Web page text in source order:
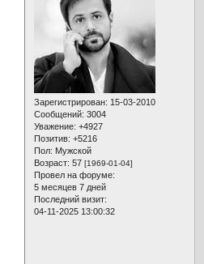
Зарегистрирован: 15-03-2010
Сообщений: 3004
Уважение: +4927
Позитив: +5216
Пол: Мужской
Возраст: 57 [1969-01-04]
Провел на форуме:
5 месяцев 7 дней
Последний визит:
04-11-2025 13:00:32